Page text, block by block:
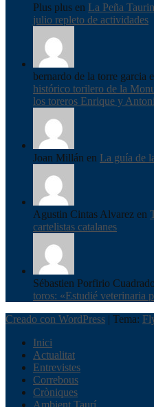
Plus plus en La Peña
julio repleto de actividades
bernardo de la torre garcia
histórico torilero de la
los toreros Enrique y
Joan Millán en La guía de
Agustin Cintas Alvarez en
cartelistas catalanes
Sébastien Porfirio
toros: «Estudié veterinaria
Creado con WordPress | Tema:
Inici
Actualitat
Entrevistes
Correbous
Cròniques
Ambient Taurí